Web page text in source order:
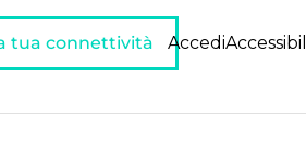
tua connettività Accedi